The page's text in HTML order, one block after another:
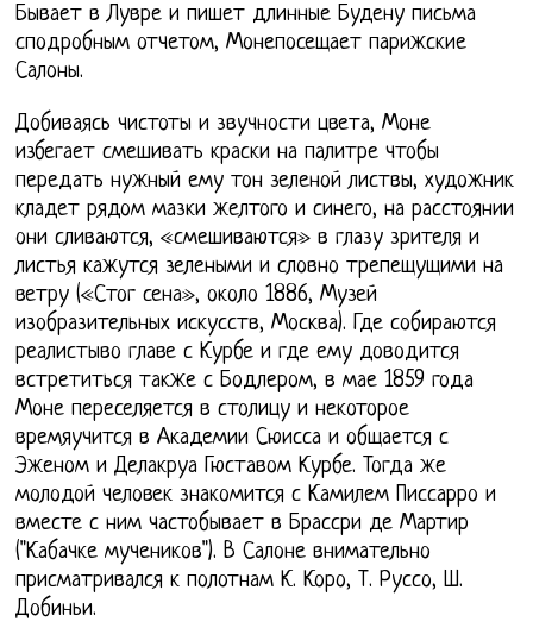
Бывает в Лувре и пишет длинные Будену письма
сподробным отчетом, Монепосещает парижские
Салоны.
Добиваясь чистоты и звучности цвета, Моне
избегает смешивать краски на палитре чтобы
передать нужный ему тон зеленой листвы, художник
кладет рядом мазки желтого и синего, на расстоянии
они сливаются, «смешиваются» в глазу зрителя и
листья кажутся зелеными и словно трепещущими на
ветру («Стог сена», около 1886, Музей
изобразительных искусств, Москва). Где собираются
реалистыво главе с Курбе и где ему доводится
встретиться также с Бодлером, в мае 1859 года
Моне переселяется в столицу и некоторое
времяучится в Академии Сюисса и общается с
Эженом и Делакруа Гюставом Курбе. Тогда же
молодой человек знакомится с Камилем Писсарро и
вместе с ним частобывает в Брассри де Мартир
("Кабачке мучеников"). В Салоне внимательно
присматривался к полотнам К. Коро, Т. Руссо, Ш.
Добиньи.